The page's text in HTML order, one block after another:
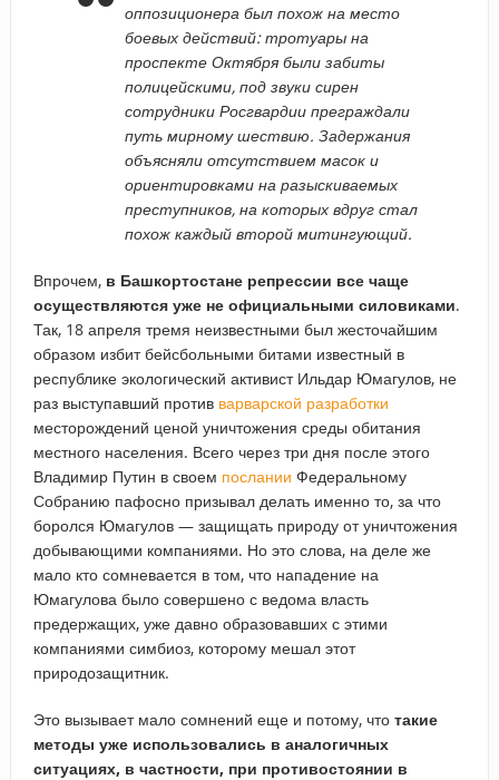
оппозиционера был похож на место
боевых действий: тротуары на
проспекте Октября были забиты
полицейскими, под звуки сирен
сотрудники Росгвардии преграждали
путь мирному шествию. Задержания
объясняли отсутствием масок и
ориентировками на разыскиваемых
преступников, на которых вдруг стал
похож каждый второй митингующий.
Впрочем, в Башкортостане репрессии все чаще
осуществляются уже не официальными силовиками.
Так, 18 апреля тремя неизвестными был жесточайшим
образом избит бейсбольными битами известный в
республике экологический активист Ильдар Юмагулов, не
раз выступавший против варварской разработки
месторождений ценой уничтожения среды обитания
местного населения. Всего через три дня после этого
Владимир Путин в своем послании Федеральному
Собранию пафосно призывал делать именно то, за что
боролся Юмагулов — защищать природу от уничтожения
добывающими компаниями. Но это слова, на деле же
мало кто сомневается в том, что нападение на
Юмагулова было совершено с ведома власть
предержащих, уже давно образовавших с этими
компаниями симбиоз, которому мешал этот
природозащитник.
Это вызывает мало сомнений еще и потому, что такие
методы уже использовались в аналогичных
ситуациях, в частности, при противостоянии в